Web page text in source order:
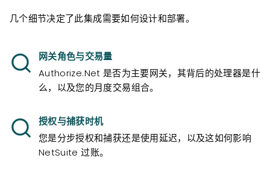
几个细节决定了此集成需要如何设计和部署。
网关角色与交易量
Authorize.Net 是否为主要网关，其背后的处理器是什
么，以及您的月度交易组合。
授权与捕获时机
您是分步授权和捕获还是使用延迟，以及这如何影响
NetSuite 过账。